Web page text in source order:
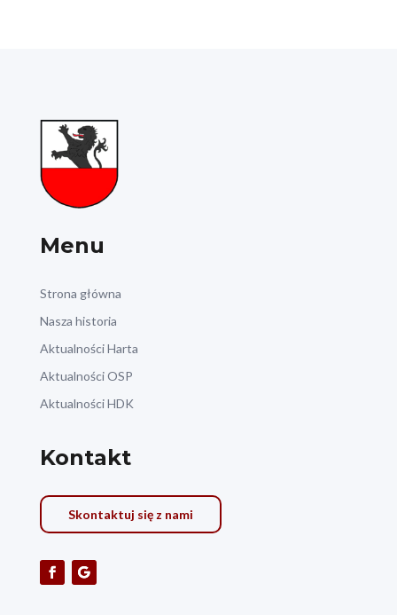
Menu
Strona główna
Nasza historia
Aktualności Harta
Aktualności OSP
Aktualności HDK
Kontakt
Skontaktuj się z nami